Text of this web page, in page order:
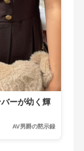
ーが幼く輝
AV男爵の黙示録